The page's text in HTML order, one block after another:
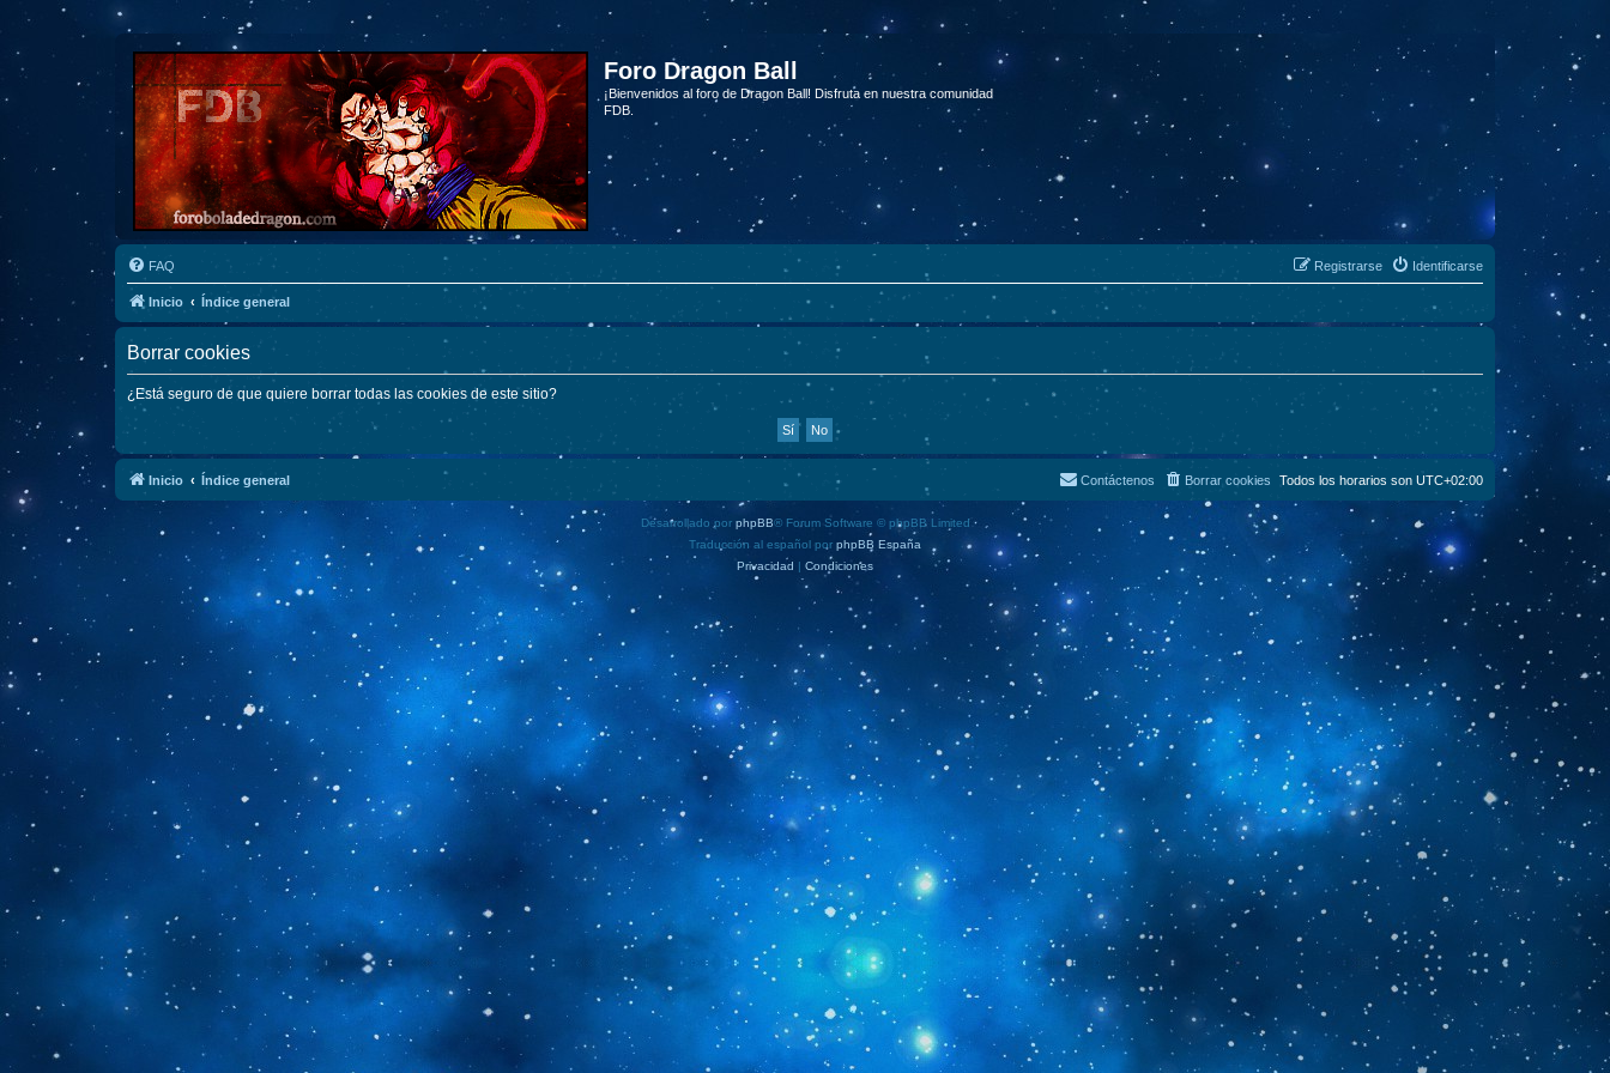
Foro Dragon Ball
¡Bienvenidos al foro de Dragon Ball! Disfruta en nuestra comunidad
FDB.
FAQ Identificarse
Registrarse
Inicio Índice general
Borrar cookies
¿Está seguro de que quiere borrar todas las cookies de este sitio?
Inicio Índice general Todos los horarios son UTC+02:00
Borrar cookies
Contáctenos
Desarrollado por phpBB® Forum Software © phpBB Limited
Traducción al español por phpBB España
Privacidad | Condiciones